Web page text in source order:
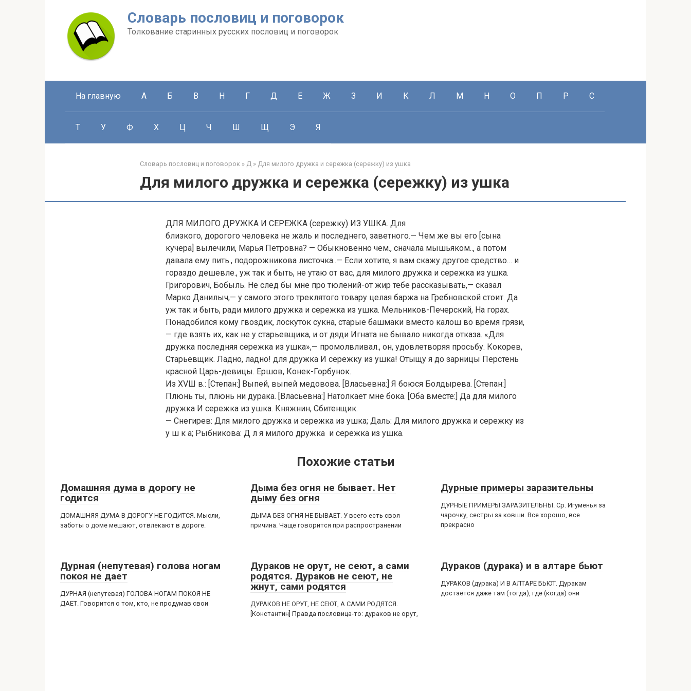
Словарь пословиц и поговорок
Толкование старинных русских пословиц и поговорок
На главную А Б В Н Г Д Е Ж З И К Л М Н О П Р С
Т У Ф Х Ц Ч Ш Щ Э Я
Словарь пословиц и поговорок » Д » Для милого дружка и сережка (сережку) из ушка
Для милого дружка и сережка (сережку) из ушка
ДЛЯ МИЛОГО ДРУЖКА И СЕРЕЖКА (сережку) ИЗ УШКА. Для
близкого, дорогого человека не жаль и последнего, заветного.— Чем же вы его [сына
кучера] вылечили, Марья Петровна? — Обыкновенно чем., сначала мышьяком.., а потом
давала ему пить., подорожникова листочка..— Если хотите, я вам скажу другое средство… и
гораздо дешевле., уж так и быть, не утаю от вас, для милого дружка и сережка из ушка.
Григорович, Бобыль. Не след бы мне про тюлений-от жир тебе рассказывать,— сказал
Марко Данилыч,— у самого этого треклятого товару целая баржа на Гребновской стоит. Да
уж так и быть, ради милого дружка и сережка из ушка. Мельников-Печерский, На горах.
Понадобился кому гвоздик, лоскуток сукна, старые башмаки вместо калош во время грязи,
— где взять их, как не у старьевщика, и от дяди Игната не бывало никогда отказа. «Для
дружка последняя сережка из ушка»,— промолвливал., он, удовлетворяя просьбу. Кокорев,
Старьевщик. Ладно, ладно! для дружка И сережку из ушка! Отыщу я до зарницы Перстень
красной Царь-девицы. Ершов, Конек-Горбунок.
Из XVШ в.: [Степан:] Выпей, выпей медовова. [Власьевна:] Я боюся Болдырева. [Степан:]
Плюнь ты, плюнь ни дурака. [Власьевна:] Натолкает мне бока. [Оба вместе:] Да для милого
дружка И сережка из ушка. Княжнин, Сбитенщик.
— Снегирев: Для милого дружка и сережка из ушка; Даль: Для милого дружка и сережку из
у ш к а; Рыбникова: Д л я милого дружка и сережка из ушка.
Похожие статьи
Домашняя дума в дорогу не
годится
ДОМАШНЯЯ ДУМА В ДОРОГУ НЕ ГОДИТСЯ. Мысли,
заботы о доме мешают, отвлекают в дороге.
Дыма без огня не бывает. Нет
дыму без огня
ДЫМА БЕЗ ОГНЯ НЕ БЫВАЕТ. У всего есть своя
причина. Чаще говорится при распространении
Дурные примеры заразительны
ДУРНЫЕ ПРИМЕРЫ ЗАРАЗИТЕЛЬНЫ. Ср. Игуменья за
чарочку, сестры за ковши. Все хорошо, все
прекрасно
Дурная (непутевая) голова ногам
покоя не дает
ДУРНАЯ (непутевая) ГОЛОВА НОГАМ ПОКОЯ НЕ
ДАЕТ. Говорится о том, кто, не продумав свои
Дураков не орут, не сеют, а сами
родятся. Дураков не сеют, не
жнут, сами родятся
ДУРАКОВ НЕ ОРУТ, НЕ СЕЮТ, А САМИ РОДЯТСЯ.
[Константин] Правда пословица-то: дураков не орут,
Дураков (дурака) и в алтаре бьют
ДУРАКОВ (дурака) И В АЛТАРЕ БЬЮТ. Дуракам
достается даже там (тогда), где (когда) они